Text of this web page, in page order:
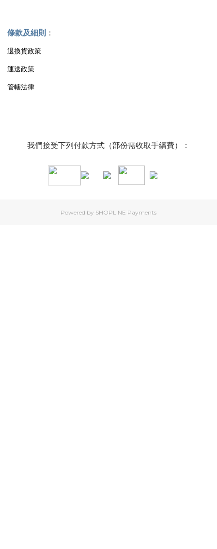
條款及細則 ：
退換貨政策
運送政策
管轄法律
我們接受下列付款方式（部份需收取手續費）：
Powered by SHOPLINE Payments